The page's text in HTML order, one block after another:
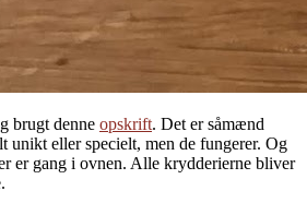
brugt denne opskrift. Det er såmænd
unikt eller specielt, men de fungerer. Og
er gang i ovnen. Alle krydderierne bliver